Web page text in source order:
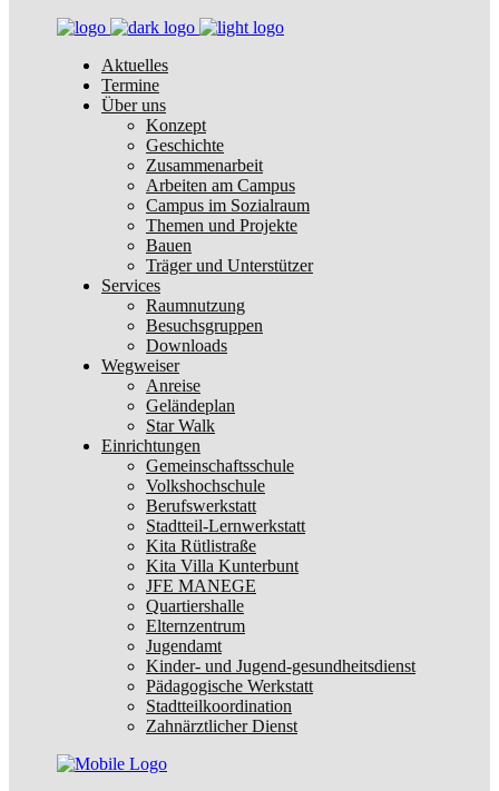
Aktuelles
Termine
Über uns
Konzept
Geschichte
Zusammenarbeit
Arbeiten am Campus
Campus im Sozialraum
Themen und Projekte
Bauen
Träger und Unterstützer
Services
Raumnutzung
Besuchsgruppen
Downloads
Wegweiser
Anreise
Geländeplan
Star Walk
Einrichtungen
Gemeinschaftsschule
Volkshochschule
Berufswerkstatt
Stadtteil-Lernwerkstatt
Kita Rütlistraße
Kita Villa Kunterbunt
JFE MANEGE
Quartiershalle
Elternzentrum
Jugendamt
Kinder- und Jugend-gesundheitsdienst
Pädagogische Werkstatt
Stadtteilkoordination
Zahnärztlicher Dienst